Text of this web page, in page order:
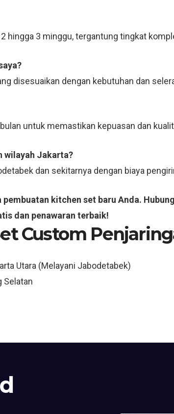
hingga 3 minggu, tergantung tingkat
disesuaikan dengan kebutuhan dan
untuk memastikan kepuasan dan
wilayah Jakarta?
dan sekitarnya dengan biaya
kitchen set baru Anda.
dan penawaran terbaik!
Custom
Utara (Melayani Jabodetabek)
Selatan